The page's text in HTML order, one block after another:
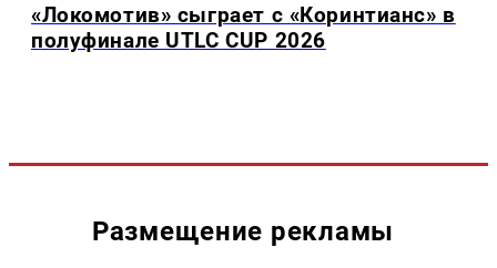
«Локомотив» сыграет с «Коринтианс» в
полуфинале UTLC CUP 2026
Размещение рекламы